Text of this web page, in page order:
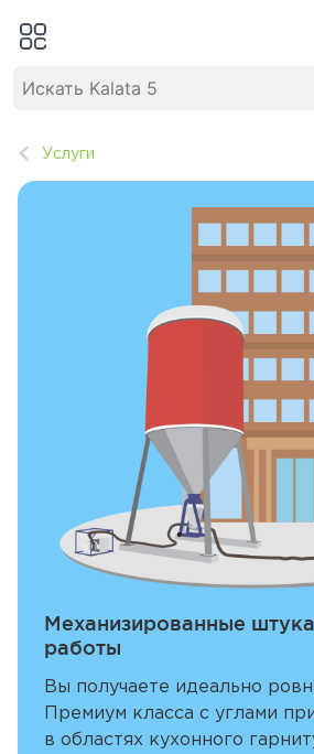
Услуги
Механизированные
работы
Вы получаете идеально
Премиум класса с углами
в областях кухонного